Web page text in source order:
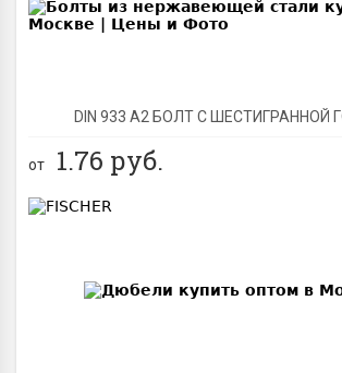
DIN 933 А2 БОЛТ С ШЕСТИГРАННОЙ
от 1.76 руб.